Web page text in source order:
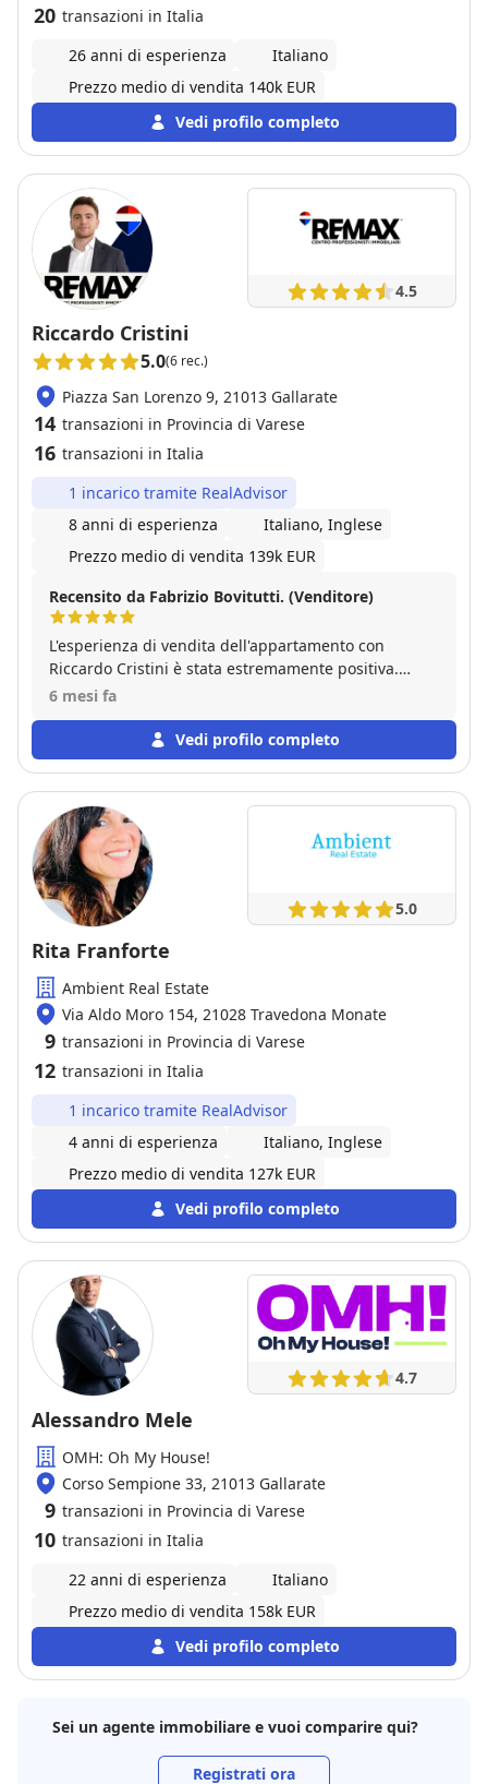
20 transazioni in Italia
26 anni di esperienza
Italiano
Prezzo medio di vendita 140k EUR
Vedi profilo completo
4.5
Riccardo Cristini
5.0(6 rec.)
Piazza San Lorenzo 9, 21013 Gallarate
14 transazioni in Provincia di Varese
16 transazioni in Italia
1 incarico tramite RealAdvisor
8 anni di esperienza
Italiano, Inglese
Prezzo medio di vendita 139k EUR
Recensito da Fabrizio Bovitutti. (Venditore)
L'esperienza di vendita dell'appartamento con
Riccardo Cristini è stata estremamente positiva.
Persona giovane ma molto professionale, cortese,
cammino di questo tipo. Sono stati necessari solo tre
mesi perchè Riccardo identificasse l'acquirente
transazione. Raccomando decisamente questo
Agente. Grazie mille e tanti auguri affinchè la sua
attività futura sia brillante !
6 mesi fa
Vedi profilo completo
5.0
Rita Franforte
Ambient Real Estate
Via Aldo Moro 154, 21028 Travedona Monate
9 transazioni in Provincia di Varese
12 transazioni in Italia
1 incarico tramite RealAdvisor
4 anni di esperienza
Italiano, Inglese
Prezzo medio di vendita 127k EUR
Vedi profilo completo
4.7
Alessandro Mele
OMH: Oh My House!
Corso Sempione 33, 21013 Gallarate
9 transazioni in Provincia di Varese
10 transazioni in Italia
22 anni di esperienza
Italiano
Prezzo medio di vendita 158k EUR
Vedi profilo completo
Sei un agente immobiliare e vuoi comparire qui?
Registrati ora